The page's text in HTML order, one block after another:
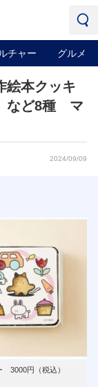
チャー グルメ
絵本クッキ
など8種 マ
2024/09/09
ー 3000円（税込）